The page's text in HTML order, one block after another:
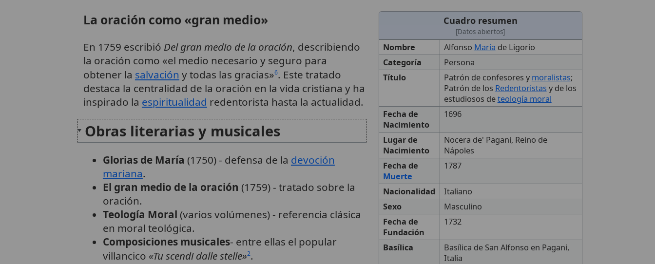
Cuadro resumen
[Datos abiertos]
Nombre Alfonso María de Ligorio
Categoría
Persona
Título
Patrón de confesores y moralistas;
Patrón de los Redentoristas y de los
estudiosos deteología moral
Fecha de
Nacimiento
1696
Lugar de
Nacimiento
Nocera de' Pagani, Reino de
Nápoles
Fecha de
Muerte
1787
Nacionalidad
Italiano
Sexo
Masculino
Fecha de
Fundación
1732
Basílica
Basílica de San Alfonso en Pagani,
Italia
La oración como «gran medio»
En 1759 escribió Del gran medio de la oración, describiendo
la oración como «el medio necesario y seguro para
obtener la salvación y todas las gracias»6. Este tratado
destaca la centralidad de la oración en la vida cristiana y ha
inspirado la espiritualidad redentorista hasta la actualidad.
Obras literarias y musicales
Glorias de María (1750) - defensa de la devoción
mariana.
El gran medio de la oración (1759) - tratado sobre la
oración.
Teología Moral (varios volúmenes) - referencia clásica
en moral teológica.
Composiciones musicales- entre ellas el popular
villancico «Tu scendi dalle stelle»2.